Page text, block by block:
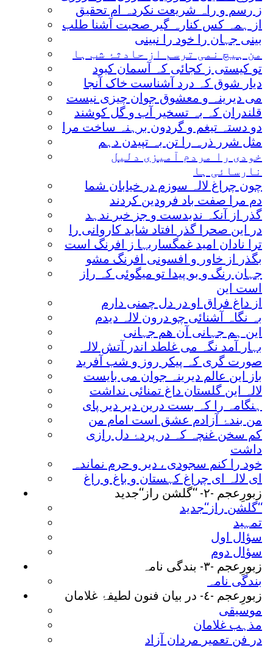
ز رسم و راہ شریعت نکردہ ام تحقیق
از ہمہ کس کنارہ گیر صحبت آشنا طلب
بینی جہان را خود را نبینی
من ہیچ نمی ترسم از حادثۂ شب ہا
تو کیستی ز کجائی کہ آسمان کبود
دیار شوق کہ درد آشناست خاک آنجا
می دیرینہ و معشوق جوان چیزی نیست
قلندران کہ بہ تسخیر آب و گل کوشند
دو دستہ تیغم و گردون برہنہ ساخت مرا
مثل شرر ذرہ را تن بہ تپیدن دہم
خودی را مردم آمیزی دلیل
نارسائی ہا
چون چراغ لالہ سوزم در خیابان شما
دم مرا صفت باد فرودین کردند
گذر از آنکہ ندیدست و جز خبر ندہد
در این صحرا گذر افتاد شاید کاروانی را
ترا نادان امید غمگساریہا ز افرنگ است
بگذر از خاور و افسونی افرنگ مشو
جہان رنگ و بو پیدا تو میگوئی کہ راز
است این
از داغ فراق او در دل چمنی دارم
بہ نگاہ آشنائی چو درون لالہ دیدم
این ہم جہانی آن ھم جہانی
بہار آمد نگہ می غلطد اندر آتش لالہ
صورت گری کہ پیکر روز و شب آفرید
باز این عالم دیرینہ جوان می بایست
لالہ این گلستان داغ تمنائی نداشت
ہنگامہ را کہ بست درین دیر دیر پای
من بندۂ آزادم عشق است امام من
کم سخن غنچہ کہ در پردۂ دل رازی
داشت
خود را کنم سجودی ، دیر و حرم نماندہ
ای لالہ ای چراغ کہستان و باغ و راغ
زبورِعجم -٢- ‘‘گلشن راز‘‘جدید
گلشن راز‘‘جدید‘‘
تمہید
سؤال اول
سؤال دوم
زبورِعجم -٣- بندگی نامہ
بندگی نامہ
زبورِعجم -٤- در بیان فنون لطیفۂ غلامان
موسیقی
مذہب غلامان
در فن تعمیر مردان آزاد